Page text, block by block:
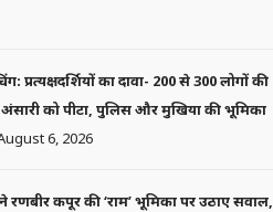
प्रत्यक्षदर्शियों का दावा- 200 से 300 लोगों की
को पीटा, पुलिस और मुखिया की भूमिका
6, 2026
रणबीर कपूर की ‘राम’ भूमिका पर उठाए सवाल,